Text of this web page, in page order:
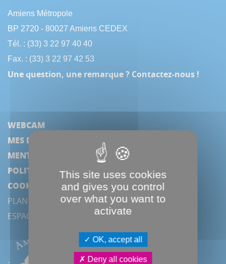
Amiens Métropole
BP 2720 - 80027 Amiens CEDEX
Tél. : (33) 3 22 97 40 40
Fax. : (33) 3 22 97 42 53
Une question, une remarque ? Contactez-nous !
WEBCAM
MES DÉMARCHES
MENTIONS LÉGALES
POLITIQUE DE CONFIDENTIALITÉ
COOKIES
PLAN DU SITE
ESPACE PRESSE
This site uses cookies
and gives you control
over what you want to
activate
OK, accept all
Deny all cookies